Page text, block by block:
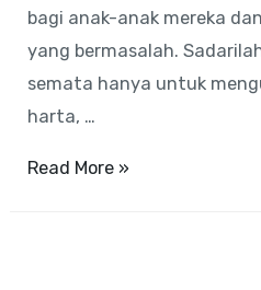
bagi anak-anak mereka
yang bermasalah.
semata hanya untuk
harta, …
Renungan
Read More »